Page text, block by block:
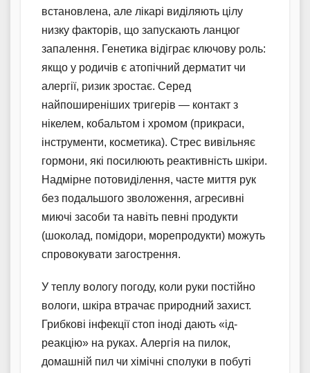
встановлена, але лікарі виділяють цілу
низку факторів, що запускають ланцюг
запалення. Генетика відіграє ключову роль:
якщо у родичів є атопічний дерматит чи
алергії, ризик зростає. Серед
найпоширеніших тригерів — контакт з
нікелем, кобальтом і хромом (прикраси,
інструменти, косметика). Стрес вивільняє
гормони, які посилюють реактивність шкіри.
Надмірне потовиділення, часте миття рук
без подальшого зволоження, агресивні
миючі засоби та навіть певні продукти
(шоколад, помідори, морепродукти) можуть
спровокувати загострення.
У теплу вологу погоду, коли руки постійно
вологи, шкіра втрачає природний захист.
Грибкові інфекції стоп іноді дають «ід-
реакцію» на руках. Алергія на пилок,
домашній пил чи хімічні сполуки в побуті